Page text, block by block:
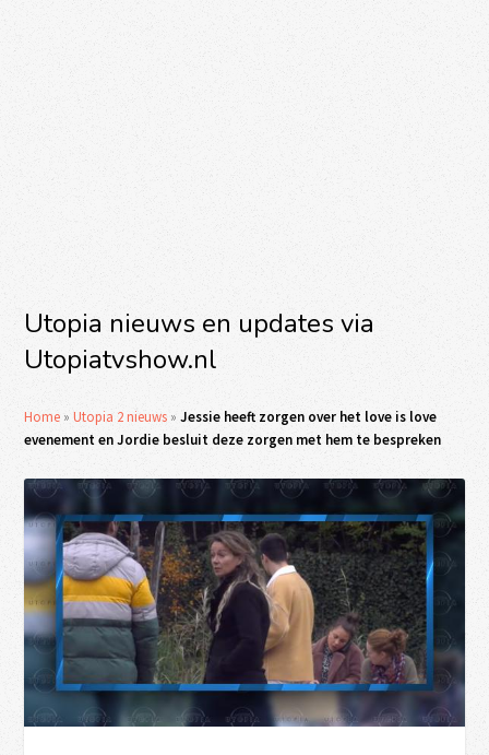
Utopia nieuws en updates via
Utopiatvshow.nl
Home »Utopia 2 nieuws »Jessie heeft zorgen over het love is love
evenement en Jordie besluit deze zorgen met hem te bespreken